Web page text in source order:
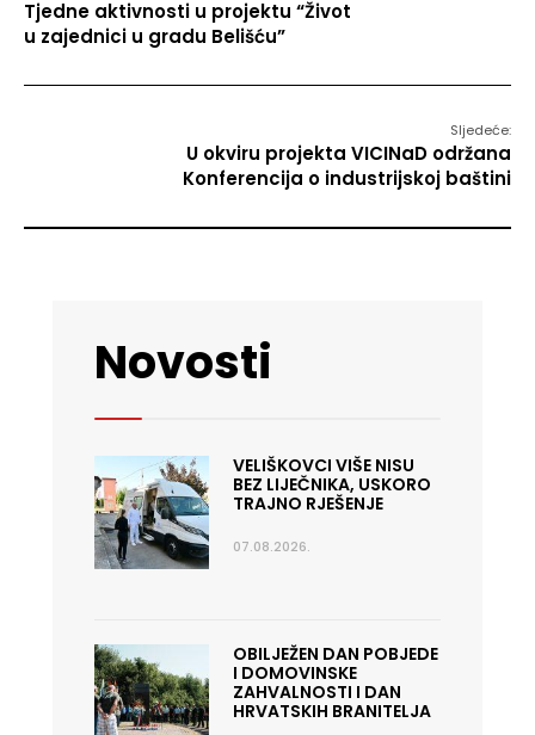
Tjedne aktivnosti u projektu “Život
u zajednici u gradu Belišću”
Sljedeće:
U okviru projekta VICINaD održana
Konferencija o industrijskoj baštini
Novosti
VELIŠKOVCI VIŠE NISU
BEZ LIJEČNIKA, USKORO
TRAJNO RJEŠENJE
07.08.2026.
OBILJEŽEN DAN POBJEDE
I DOMOVINSKE
ZAHVALNOSTI I DAN
HRVATSKIH BRANITELJA